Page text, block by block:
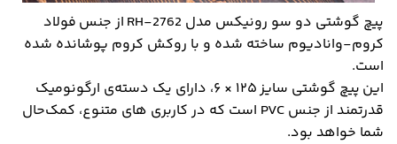
پیچ گوشتی دو سو رونیکس مدل RH-2762 از جنس فولاد
کروم-وانادیوم ساخته شده و با روکش کروم پوشانده شده
است.
این پیچ گوشتی سایز ۱۲۵ × ۶، دارای یک دسته‌ی ارگونومیک
قدرتمند‌ از جنس PVC است که در کاربری های متنوع، کمک‌حال
شما خواهد بود.